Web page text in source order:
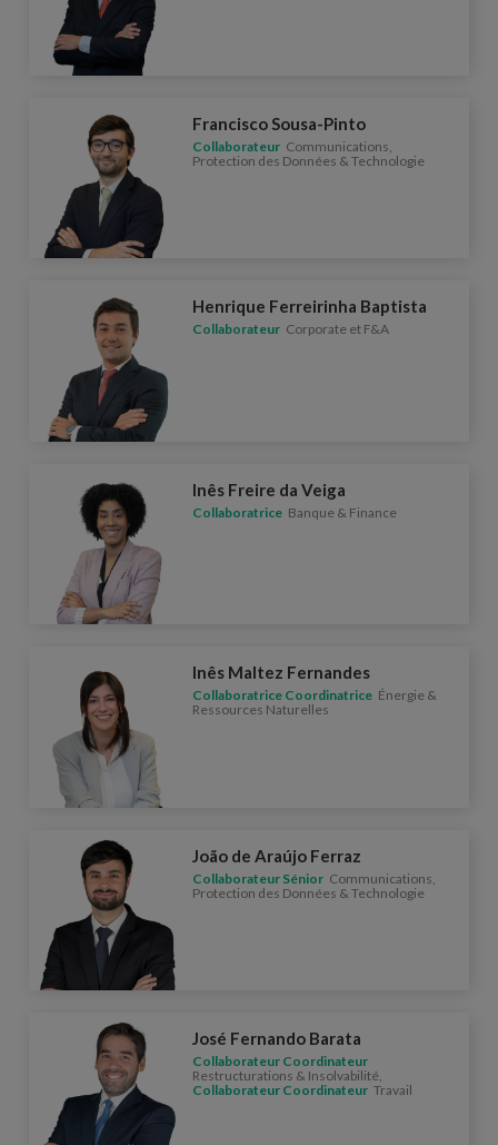
Francisco Sousa-Pinto
Collaborateur Communications,
Protection des Données & Technologie
Henrique Ferreirinha Baptista
Collaborateur Corporate et F&A
Inês Freire da Veiga
Collaboratrice Banque & Finance
Inês Maltez Fernandes
Collaboratrice Coordinatrice Énergie &
Ressources Naturelles
João de Araújo Ferraz
Collaborateur Sénior Communications,
Protection des Données & Technologie
José Fernando Barata
Collaborateur Coordinateur
Restructurations & Insolvabilité,
Collaborateur Coordinateur Travail